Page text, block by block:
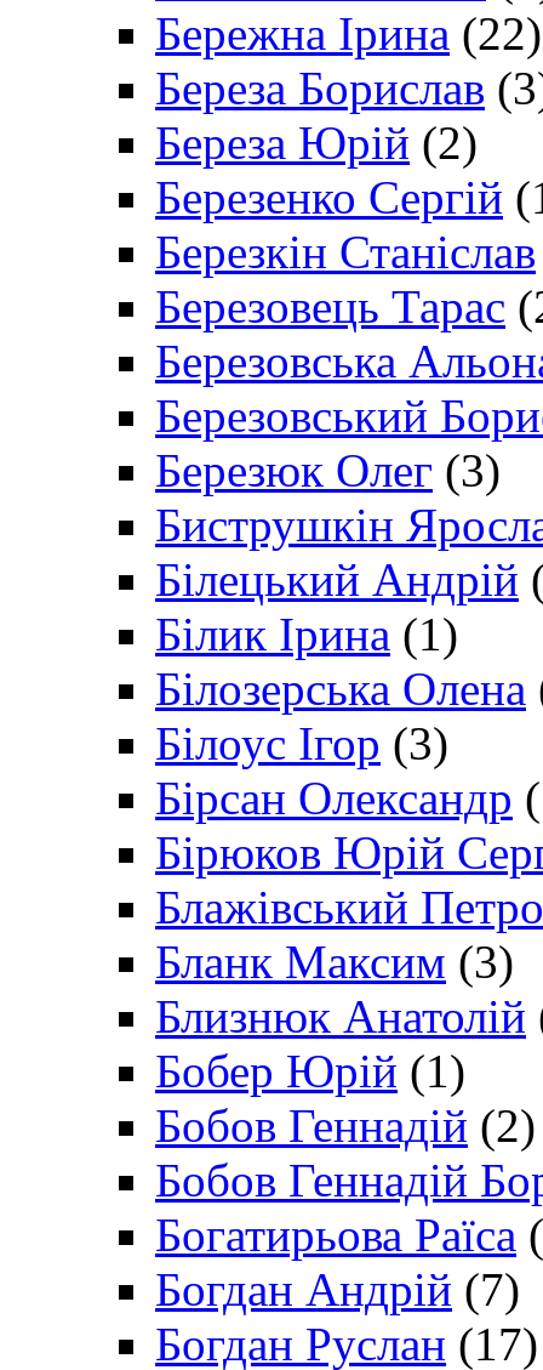
Бережна Ірина (22)
Береза Борислав
Береза Юрій (2)
Березенко Сергій
Березкін Станіслав
Березовець Тарас
Березовська
Березовський
Березюк Олег (3)
Биструшкін
Білецький Андрій
Білик Ірина (1)
Білозерська Олена
Білоус Ігор (3)
Бірсан Олександр
Бірюков Юрій
Блажівський Петро
Бланк Максим (3)
Близнюк Анатолій
Бобер Юрій (1)
Бобов Геннадій (2)
Бобов Геннадій
Богатирьова Раїса
Богдан Андрій (7)
Богдан Руслан (17)